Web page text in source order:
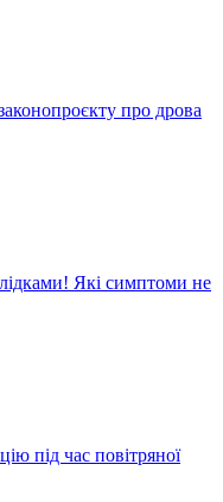
про дрова
Які симптоми не
під час повітряної